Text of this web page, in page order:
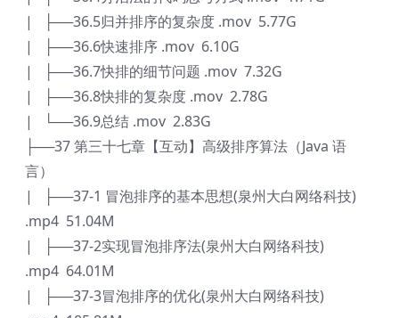
| ├──36.5归并排序的复杂度 .mov 5.77G
| ├──36.6快速排序 .mov 6.10G
| ├──36.7快排的细节问题 .mov 7.32G
| ├──36.8快排的复杂度 .mov 2.78G
| └──36.9总结 .mov 2.83G
├──37 第三十七章【互动】高级排序算法（Java 语
言）
| ├──37-1 冒泡排序的基本思想(泉州大白网络科技)
.mp4 51.04M
| ├──37-2实现冒泡排序法(泉州大白网络科技)
.mp4 64.01M
| ├──37-3冒泡排序的优化(泉州大白网络科技)